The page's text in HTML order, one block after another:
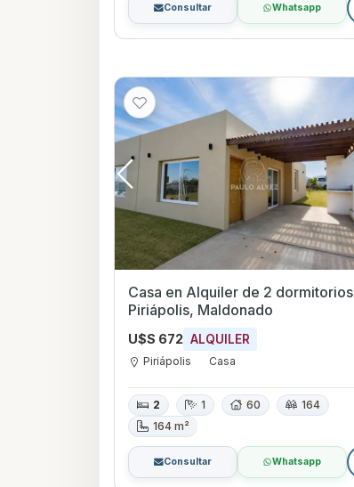
Consultar Whatsapp
Casa en Alquiler de 2 dormitorios en
Piriápolis, Maldonado
U$S 672 ALQUILER
Piriápolis Casa
2 1 60
164
164 m²
Consultar Whatsapp